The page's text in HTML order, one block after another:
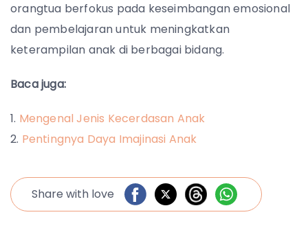
orangtua berfokus pada keseimbangan emosional
dan pembelajaran untuk meningkatkan
keterampilan anak di berbagai bidang.
Baca juga:
Mengenal Jenis Kecerdasan Anak
Pentingnya Daya Imajinasi Anak
Share with love